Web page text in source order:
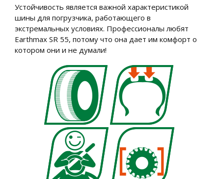
Устойчивость является важной характеристикой
шины для погрузчика, работающего в
экстремальных условиях. Профессионалы любят
Earthmax SR 55, потому что она дает им комфорт о
котором они и не думали!